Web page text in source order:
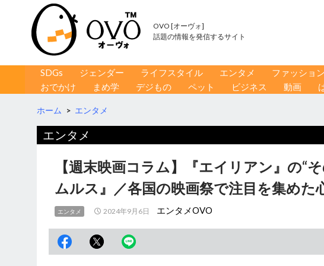
OVO [オーヴォ]
話題の情報を発信するサイト
コンテンツへ移動
SDGs ジェンダー ライフスタイル エンタメ ファッション
おでかけ
まめ学 デジもの ペット ビジネス 動画
ホーム > エンタメ
エンタメ
【週末映画コラム】『エイリアン』の“
ムルス』／各国の映画祭で注目を集めた
エンタメ 2024年9月6日 エンタメOVO